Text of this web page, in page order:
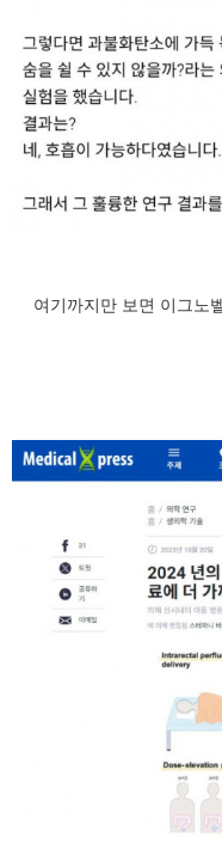
여기까지만 보면 이그노